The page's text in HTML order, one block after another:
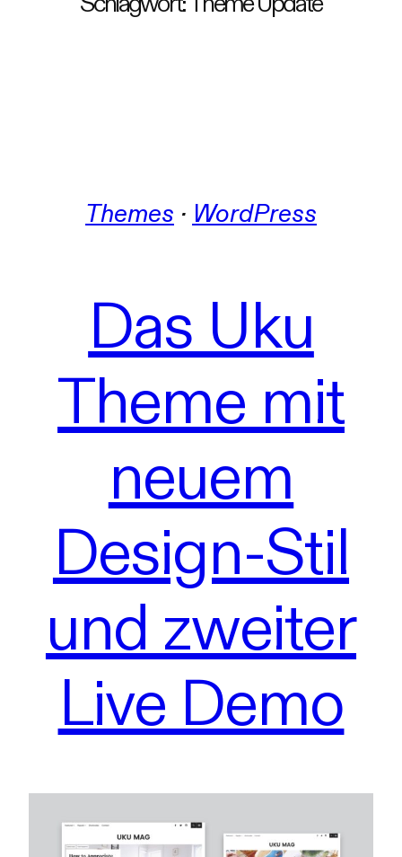
Themes · WordPress
Das Uku
Theme mit
neuem
Design-Stil
und zweiter
Live Demo